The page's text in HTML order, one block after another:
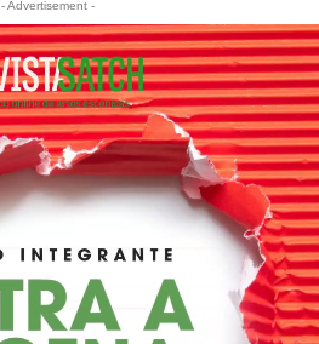
- Advertisement -